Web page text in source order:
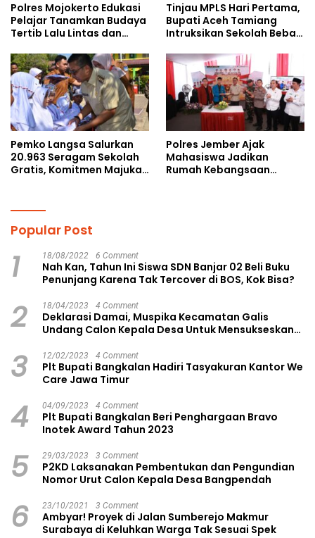
Polres Mojokerto Edukasi
Pelajar Tanamkan Budaya
Tertib Lalu Lintas dan
Tinjau MPLS Hari Pertama,
Bupati Aceh Tamiang
Intruksikan Sekolah Bebas
Pemko Langsa Salurkan
20.963 Seragam Sekolah
Gratis, Komitmen Majukan
Polres Jember Ajak
Mahasiswa Jadikan
Rumah Kebangsaan
Popular Post
1 18/08/2022 6 Comment
Nah Kan, Tahun Ini Siswa SDN Banjar 02 Beli Buku
Penunjang Karena Tak Tercover di BOS, Kok Bisa?
2 18/04/2023 4 Comment
Deklarasi Damai, Muspika Kecamatan Galis
Undang Calon Kepala Desa Untuk Mensukseskan
3 12/02/2023 4 Comment
Plt Bupati Bangkalan Hadiri Tasyakuran Kantor We
Care Jawa Timur
4 04/09/2023 4 Comment
Plt Bupati Bangkalan Beri Penghargaan Bravo
Inotek Award Tahun 2023
5 29/03/2023 3 Comment
P2KD Laksanakan Pembentukan dan Pengundian
Nomor Urut Calon Kepala Desa Bangpendah
6 23/10/2021 3 Comment
Ambyar! Proyek di Jalan Sumberejo Makmur
Surabaya di Keluhkan Warga Tak Sesuai Spek